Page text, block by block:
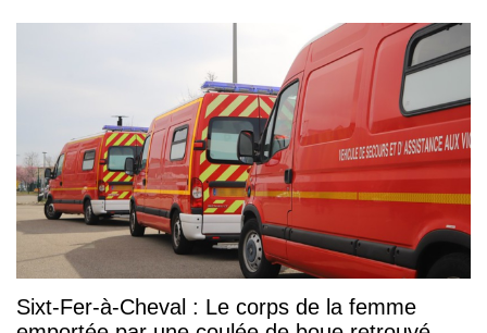
Sixt-Fer-à-Cheval : Le corps de la femme